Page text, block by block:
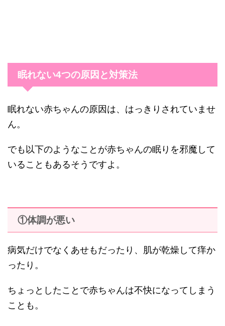
眠れない4つの原因と対策法
眠れない赤ちゃんの原因は、はっきりされていませ
ん。
でも以下のようなことが赤ちゃんの眠りを邪魔して
いることもあるそうですよ。
①体調が悪い
病気だけでなくあせもだったり、肌が乾燥して痒か
ったり。
ちょっとしたことで赤ちゃんは不快になってしまう
ことも。